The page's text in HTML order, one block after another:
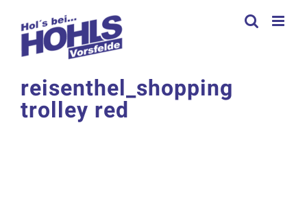
Inhalt
springen
reisenthel_shopping
trolley red